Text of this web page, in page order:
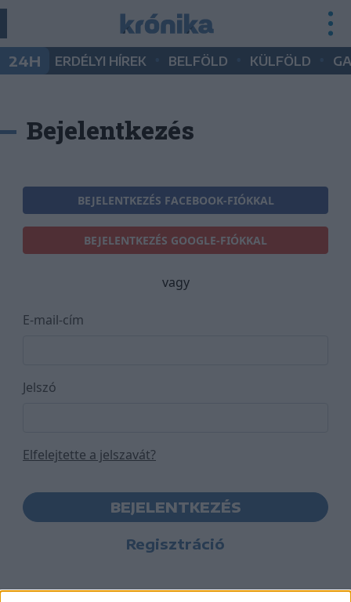
24H ERDÉLYI HÍREK BELFÖLD KÜLFÖLD
Bejelentkezés
BEJELENTKEZÉS FACEBOOK-FIÓKKAL
BEJELENTKEZÉS GOOGLE-FIÓKKAL
vagy
E-mail-cím
Jelszó
Elfelejtette a jelszavát?
BEJELENTKEZÉS
Regisztráció